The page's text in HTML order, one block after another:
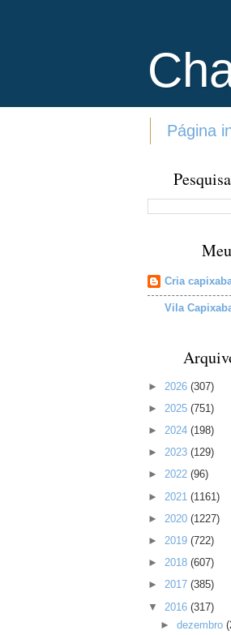
Página
Cria
Vila
► 2026 (307)
► 2025 (751)
► 2024 (198)
► 2023 (129)
► 2022 (96)
► 2021 (1161)
► 2020 (1227)
► 2019 (722)
► 2018 (607)
► 2017 (385)
▼ 2016 (317)
►dezembro